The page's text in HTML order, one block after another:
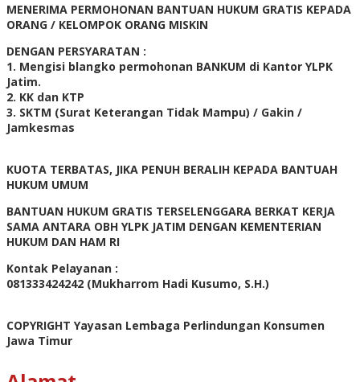
MENERIMA PERMOHONAN BANTUAN HUKUM GRATIS KEPADA
ORANG / KELOMPOK ORANG MISKIN
DENGAN PERSYARATAN :
1. Mengisi blangko permohonan BANKUM di Kantor YLPK
Jatim.
2. KK dan KTP
3. SKTM (Surat Keterangan Tidak Mampu) / Gakin /
Jamkesmas
KUOTA TERBATAS, JIKA PENUH BERALIH KEPADA BANTUAH
HUKUM UMUM
BANTUAN HUKUM GRATIS TERSELENGGARA BERKAT KERJA
SAMA ANTARA OBH YLPK JATIM DENGAN KEMENTERIAN
HUKUM DAN HAM RI
Kontak Pelayanan :
081333424242 (Mukharrom Hadi Kusumo, S.H.)
COPYRIGHT Yayasan Lembaga Perlindungan Konsumen
Jawa Timur